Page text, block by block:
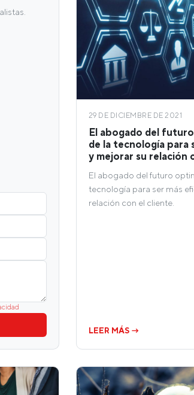
29 DE DICIEMBRE DE 2021
El abogado del
de la tecnología para
y mejorar su relación
El abogado del futuro
tecnología para ser más
relación con el cliente.
LEER MÁS →